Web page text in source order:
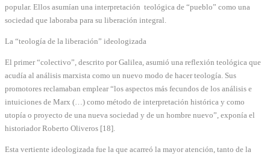
popular. Ellos asumían una interpretación teológica de “pueblo” como una
sociedad que laboraba para su liberación integral.
La “teología de la liberación” ideologizada
El primer “colectivo”, descrito por Galilea, asumió una reflexión teológica que
acudía al análisis marxista como un nuevo modo de hacer teología. Sus
promotores reclamaban emplear “los aspectos más fecundos de los análisis e
intuiciones de Marx (…) como método de interpretación histórica y como
utopía o proyecto de una nueva sociedad y de un hombre nuevo”, exponía el
historiador Roberto Oliveros [18].
Esta vertiente ideologizada fue la que acarreó la mayor atención, tanto de la